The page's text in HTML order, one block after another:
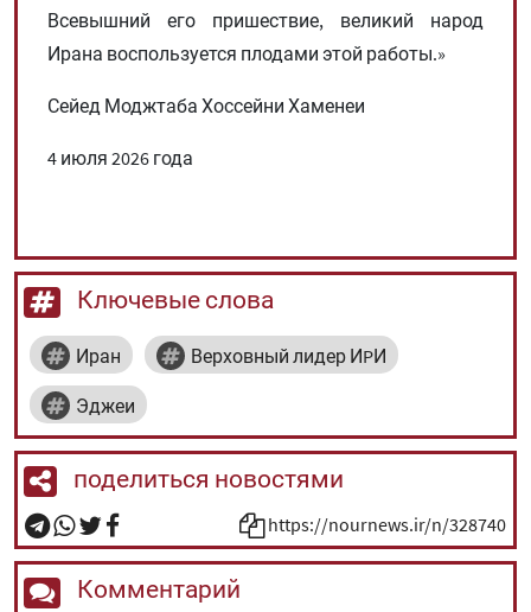
Всевышний его пришествие, великий народ
Ирана воспользуется плодами этой работы.»
Сейед Моджтаба Хоссейни Хаменеи
4 июля 2026 года
Ключевые слова
Иран Верховный лидер ИPИ
Эджеи
поделиться новостями
https://nournews.ir/n/328740
Комментарий